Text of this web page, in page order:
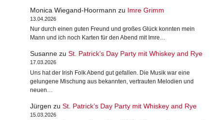
Monica Wiegand-Hoormann zu Imre Grimm
13.04.2026
Nur durch einen guten Freund und großes Glück konnten mein
Mann und ich noch Karten für den Abend mit Imre…
Susannezu St. Patrick’s Day Party mit Whiskey and Rye
17.03.2026
Uns hat der Irish Folk Abend gut gefallen. Die Musik war eine
gelungene Mischung aus bekannten, vertrauten Melodien und
neuen…
Jürgen zu St. Patrick’s Day Party mit Whiskey and Rye
15.03.2026